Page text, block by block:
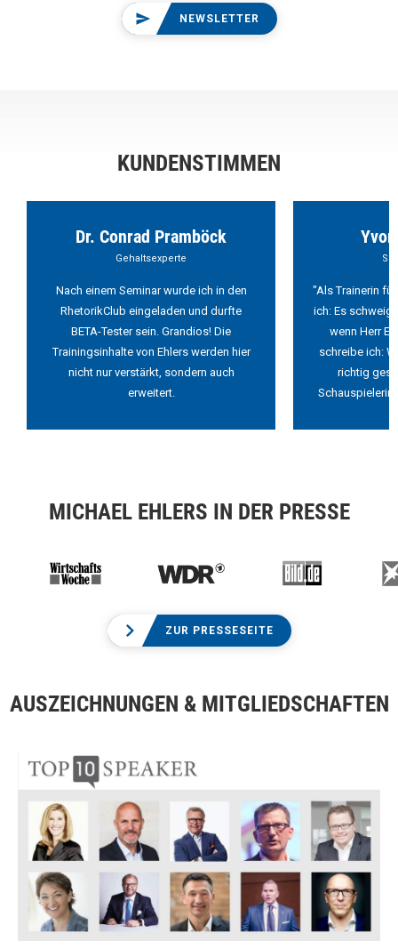
NEWSLETTER
KUNDENSTIMMEN
Dr. Conrad Pramböck
Gehaltsexperte
Nach einem Seminar wurde ich in den
RhetorikClub eingeladen und durfte
BETA-Tester sein. Grandios! Die
Trainingsinhalte von Ehlers werden hier
nicht nur verstärkt, sondern auch
erweitert.
"Als Trainerin
ich: Es
wenn Herr
schreibe ich:
richtig
Schauspielerin
MICHAEL EHLERS IN DER PRESSE
ZUR PRESSESEITE
AUSZEICHNUNGEN & MITGLIEDSCHAFTEN